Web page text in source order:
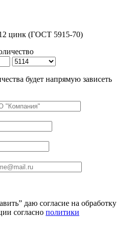
цинк (ГОСТ 5915-70)
будет напрямую зависеть
даю согласие на обработку
согласно политики